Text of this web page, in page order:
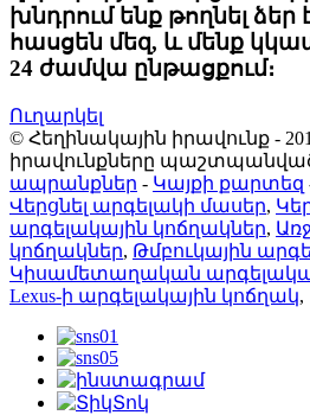
խնդրում ենք թողնել ձեր
հասցեն մեզ, և մենք
24 ժամվա ընթացքում։
Ուղարկել
© Հեղինակային իրավունք -
իրավունքները պաշտպանված
ապրանքներ - Կայքի քարտեզ
Վերցնել արգելակի մասեր,
արգելակային կոճղակներ,
կոճղակներ, Թմբուկային
Կիսամետաղական
Lexus-ի արգելակային կոճղակ,